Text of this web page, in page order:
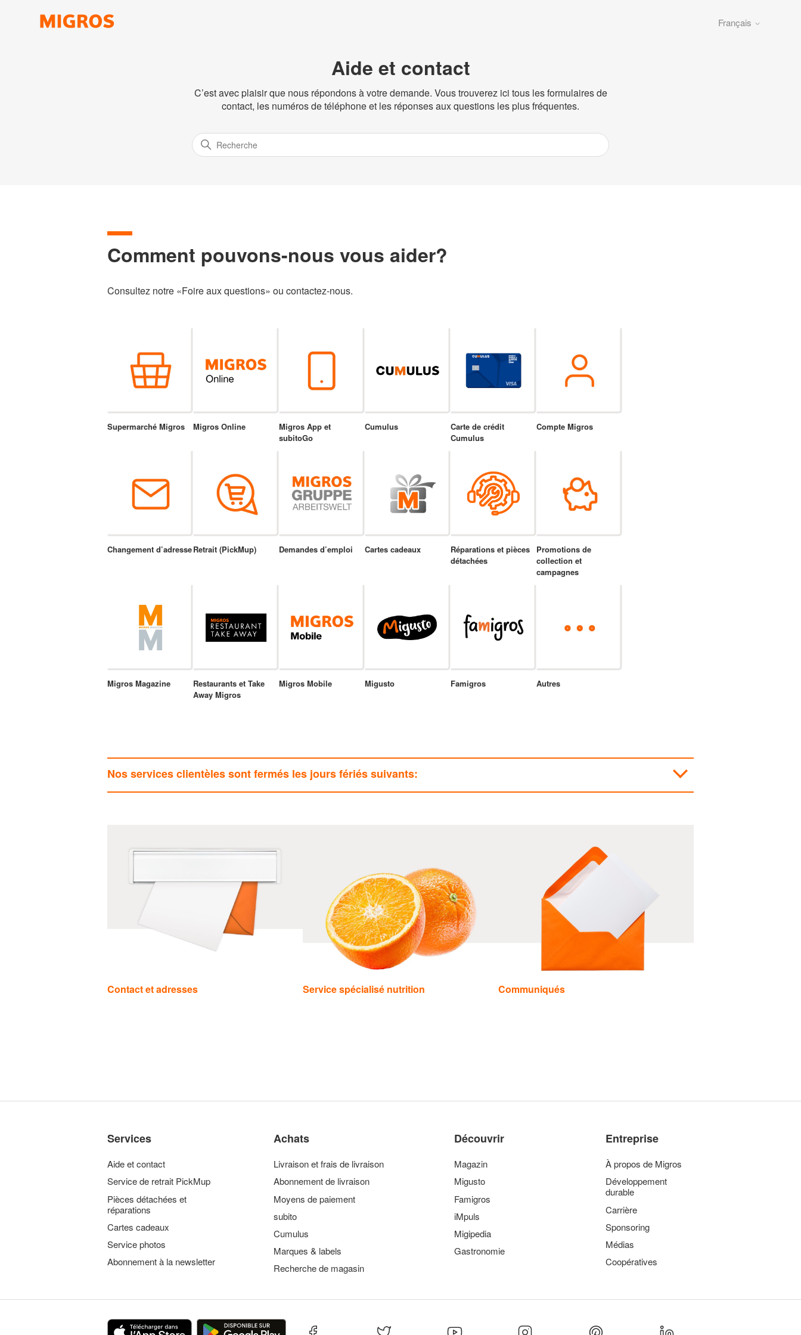
Français
Aide et contact
C’est avec plaisir que nous répondons à votre demande. Vous trouverez ici tous les formulaires de
contact, les numéros de téléphone et les réponses aux questions les plus fréquentes.
Comment pouvons-nous vous aider?
Consultez notre «Foire aux questions» ou contactez-nous.
Supermarché Migros Migros Online
Migros App et
subitoGo
Cumulus
Carte de crédit
Cumulus
Compte Migros
Changement d’adresseRetrait (PickMup) Demandes d’emploi Cartes cadeaux
Réparations et pièces
détachées
Promotions de
collection et
campagnes
Migros Magazine
Restaurants et Take
Away Migros
Migros Mobile Migusto Famigros Autres
Nos services clientèles sont fermés les jours fériés suivants:
Contact et adresses Service spécialisé nutrition Communiqués
Services
Aide et contact
Service de retrait PickMup
Pièces détachées et
réparations
Cartes cadeaux
Service photos
Abonnement à la newsletter
Achats
Livraison et frais de livraison
Abonnement de livraison
Moyens de paiement
subito
Cumulus
Marques & labels
Recherche de magasin
Découvrir
Magazin
Migusto
Famigros
iMpuls
Migipedia
Gastronomie
Entreprise
À propos de Migros
Développement
durable
Carrière
Sponsoring
Médias
Coopératives